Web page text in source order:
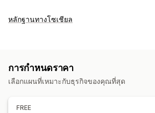
ประเภทแคมเปญ
การจัดการแคมเปญ
เครื่องมือแก้ไข
การทำงานอัตโนมัติ
หลักฐานทางโซเชียล
ตัวเลือกการแสดงผล
การซื้อล่าสุด การแจ้งเตือนพนักงาน
การวิเคราะห์
การกำหนดราคา
เลือกแผนที่เหมาะกับธุรกิจของคุณที่สุด
FREE